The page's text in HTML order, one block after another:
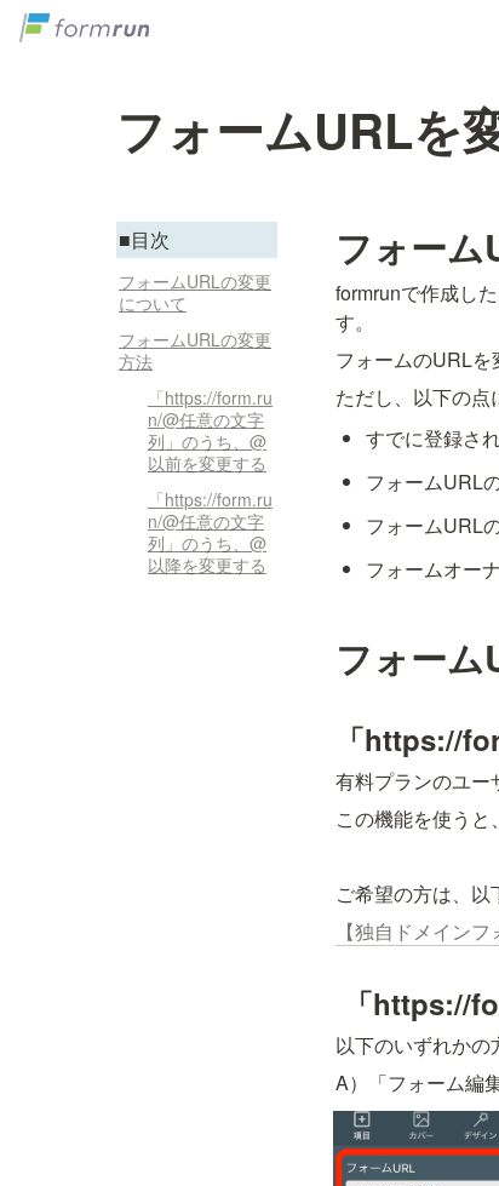
フォームURLを
■目次
フォームURLの変更
について
フォームURLの変更
方法
「https://form.ru
n/@任意の文字
列」のうち、@
以前を変更する
「https://form.ru
n/@任意の文字
列」のうち、@
以降を変更する
フォーム
formrunで作成し
す。
フォームのURLを
ただし、以下の点
すでに登録さ
フォームURL
フォームURL
フォームオー
フォーム
「https://
有料プランのユー
この機能を使うと
ご希望の方は、以
【独自ドメイン
「https://
以下のいずれかの
A）「フォーム編